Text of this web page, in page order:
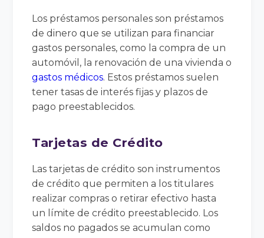
Los préstamos personales son préstamos
de dinero que se utilizan para financiar
gastos personales, como la compra de un
automóvil, la renovación de una vivienda o
gastos médicos. Estos préstamos suelen
tener tasas de interés fijas y plazos de
pago preestablecidos.
Tarjetas de Crédito
Las tarjetas de crédito son instrumentos
de crédito que permiten a los titulares
realizar compras o retirar efectivo hasta
un límite de crédito preestablecido. Los
saldos no pagados se acumulan como